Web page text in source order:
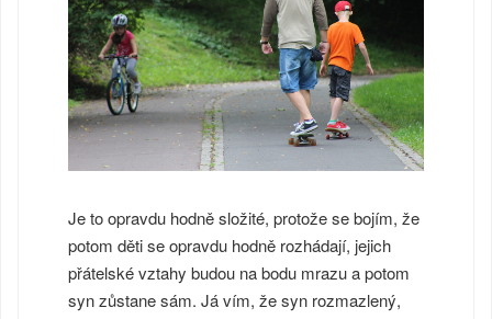
Je to opravdu hodně složité, protože se bojím, že
potom děti se opravdu hodně rozhádají, jejich
přátelské vztahy budou na bodu mrazu a potom
syn zůstane sám. Já vím, že syn rozmazlený,